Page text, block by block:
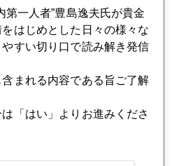
ァンドを救ったミスタークロ
第一人者”豊島逸夫氏が貴金
はじめとした日々の様々な
すい切り口で読み解き発信
まれる内容である旨ご了解
「はい」よりお進みくださ